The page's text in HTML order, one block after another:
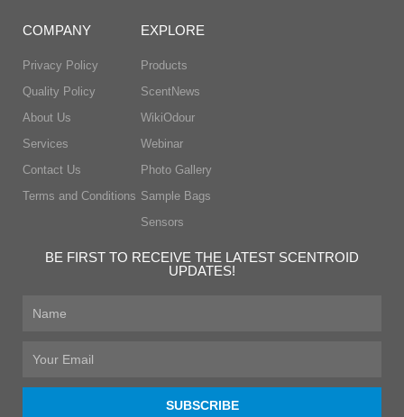
COMPANY
Privacy Policy
Quality Policy
About Us
Services
Contact Us
Terms and Conditions
EXPLORE
Products
ScentNews
WikiOdour
Webinar
Photo Gallery
Sample Bags
Sensors
BE FIRST TO RECEIVE THE LATEST SCENTROID
UPDATES!
SUBSCRIBE